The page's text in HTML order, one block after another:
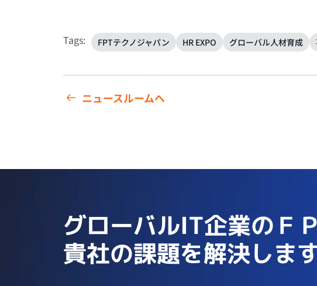
Tags: FPTテクノジャパン HR EXPO グローバル人材育成
ニュースルームへ
グローバルIT企業のＦ
貴社の課題を解決しま